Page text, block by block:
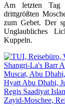
Am letzten
drittgrößten
zum Gebet. Der
Unglaubliches
Kuppeln.